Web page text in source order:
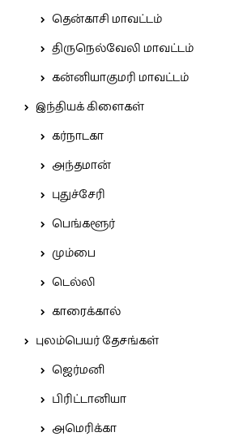
தென்காசி மாவட்டம்
திருநெல்வேலி மாவட்டம்
கன்னியாகுமரி மாவட்டம்
இந்தியக் கிளைகள்
கர்நாடகா
அந்தமான்
புதுச்சேரி
பெங்களூர்
மும்பை
டெல்லி
காரைக்கால்
புலம்பெயர் தேசங்கள்
ஜெர்மனி
பிரிட்டானியா
அமெரிக்கா